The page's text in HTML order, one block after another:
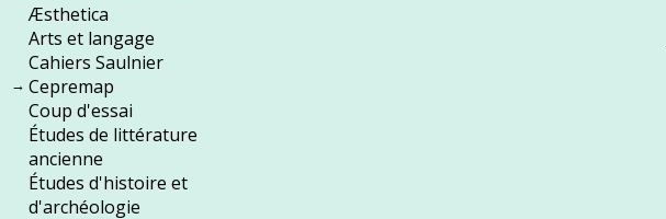
Æsthetica
Arts et langage
Cahiers Saulnier
Cepremap
Coup d'essai
Études de littérature
ancienne
Études d'histoire et
d'archéologie